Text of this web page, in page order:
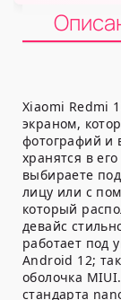
Xiaomi Redmi
экраном,
фотографий и
хранятся в
выбираете
лицу или с
который
девайс
работает под
Android 12;
оболочка
стандарта